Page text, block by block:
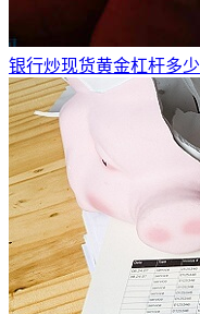
银行炒现货黄金杠杆多少